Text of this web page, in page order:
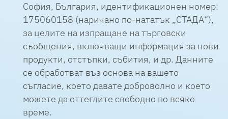
София, България, идентификационен номер:
175060158 (наричано по-нататък „СТАДА“),
за целите на изпращане на търговски
съобщения, включващи информация за нови
продукти, отстъпки, събития, и др. Данните
се обработват въз основа на вашето
съгласие, което давате доброволно и което
можете да оттеглите свободно по всяко
време.